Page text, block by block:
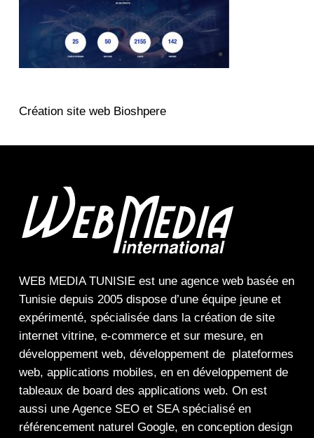
Création site web Bioshpere
WEB MEDIA TUNISIEest une agence webbasée en
Tunisie depuis 2005 dispose d’une équipe jeune et
expérimenté, spécialisée dans la création de site
internet vitrine, e-commerceet sur mesure, en
développement web, développement de plateformes
web, applications mobiles, en en développement de
tableaux de board des applications web. On est
aussi une Agence SEOet SEAspécialisé en
référencement naturel Google, en conception design